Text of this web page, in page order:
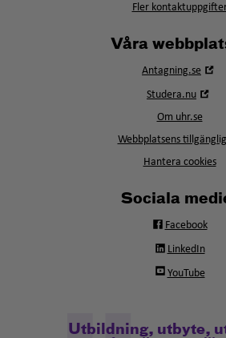
Fler
Våra
Antagning.se
Studera.nu
Om uhr.se
Webbplatsens
Hantera cookies
Sociala
Facebook
LinkedIn
YouTube
Utbildning, utbyte,